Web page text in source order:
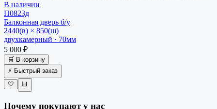
В наличии
П0823д
Балконная дверь б/у
2440(в) × 850(ш)
двухкамерный · 70мм
5 000 ₽
🛒 В корзину
⚡ Быстрый заказ
🤍
📊
Почему покупают у нас